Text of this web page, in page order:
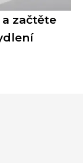
začtěte